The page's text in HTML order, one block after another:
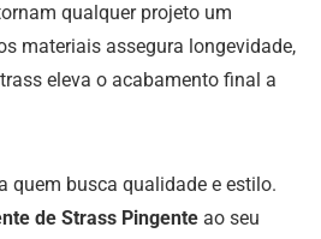
qualquer projeto um
materiais assegura longevidade,
eleva o acabamento final a
quem busca qualidade e estilo.
de Strass Pingente ao seu